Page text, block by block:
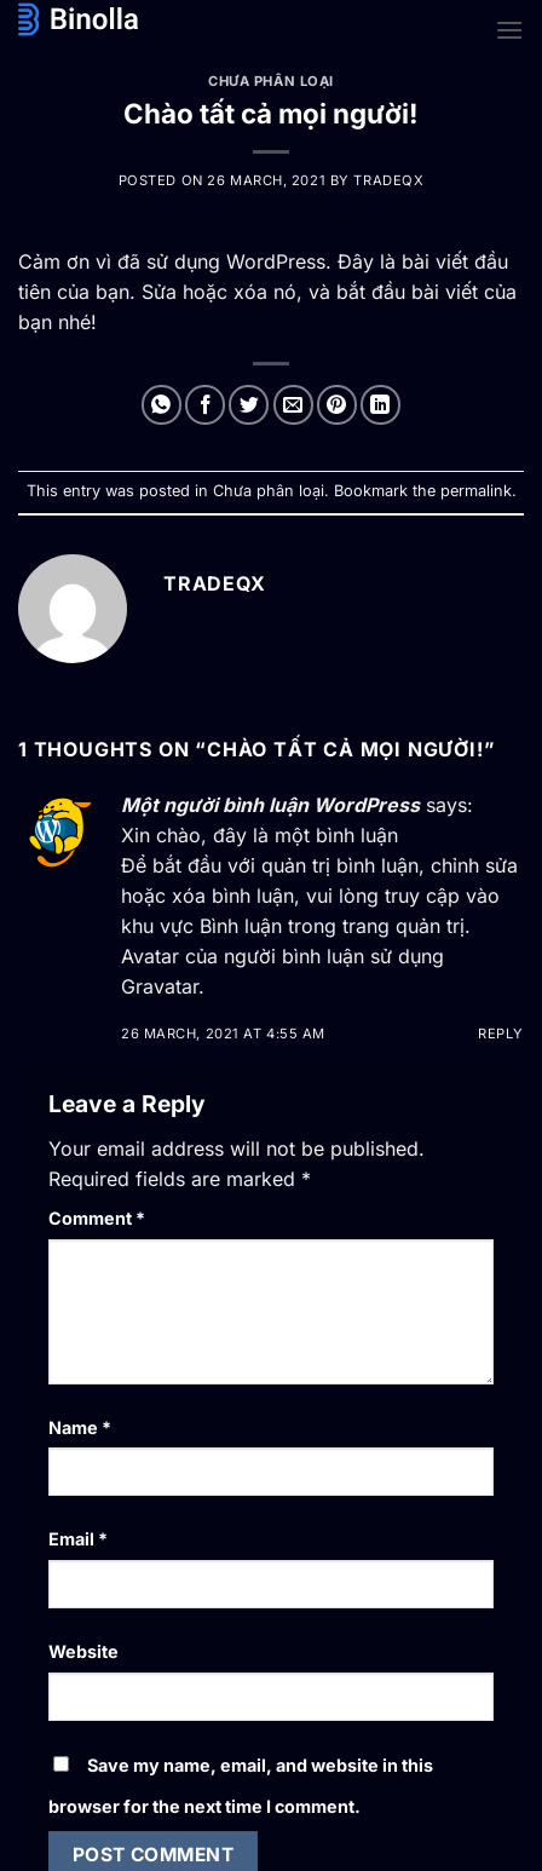
Skip
CHƯA PHÂN LOẠI
Chào tất cả mọi người!
POSTED ON 26 MARCH, 2021 BYTRADEQX
Cảm ơn vì đã sử dụng WordPress. Đây là bài viết đầu
tiên của bạn. Sửa hoặc xóa nó, và bắt đầu bài viết của
bạn nhé!
This entry was posted in Chưa phân loại. Bookmark the permalink.
TRADEQX
1 THOUGHTS ON “CHÀO TẤT CẢ MỌI NGƯỜI!”
Một người bình luận WordPress says:
Xin chào, đây là một bình luận
Để bắt đầu với quản trị bình luận, chỉnh sửa
hoặc xóa bình luận, vui lòng truy cập vào
khu vực Bình luận trong trang quản trị.
Avatar của người bình luận sử dụng
Gravatar.
26 MARCH, 2021 AT 4:55 AM REPLY
Leave a Reply
Your email address will not be published.
Required fields are marked *
Comment *
Name *
Email *
Website
Save my name, email, and website in this
browser for the next time I comment.